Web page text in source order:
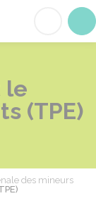
le
(TPE)
des mineurs